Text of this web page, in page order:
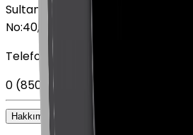
Sultan Selim Mahallesi, Lalegül
No:40, 34415 Kağıthane/İstanbul
Telefon
0 (850) 303 79 79
Hakkımızda